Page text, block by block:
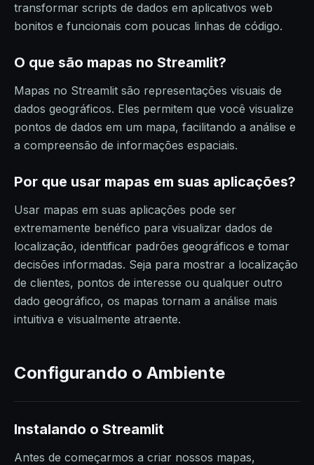
transformar scripts de dados em aplicativos web
bonitos e funcionais com poucas linhas de código.
O que são mapas no Streamlit?
Mapas no Streamlit são representações visuais de
dados geográficos. Eles permitem que você visualize
pontos de dados em um mapa, facilitando a análise e
a compreensão de informações espaciais.
Por que usar mapas em suas aplicações?
Usar mapas em suas aplicações pode ser
extremamente benéfico para visualizar dados de
localização, identificar padrões geográficos e tomar
decisões informadas. Seja para mostrar a localização
de clientes, pontos de interesse ou qualquer outro
dado geográfico, os mapas tornam a análise mais
intuitiva e visualmente atraente.
Configurando o Ambiente
Instalando o Streamlit
Antes de começarmos a criar nossos mapas,